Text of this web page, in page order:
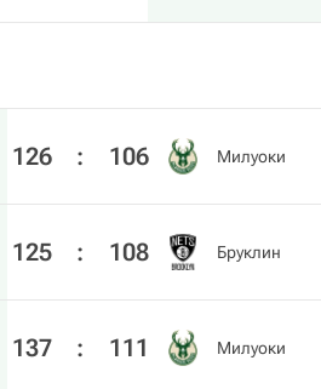
126 : 106 Милуоки
125 : 108 Бруклин
137 : 111 Милуоки